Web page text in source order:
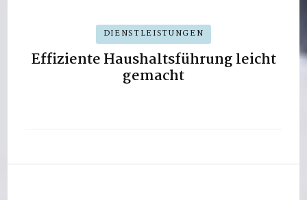
DIENSTLEISTUNGEN
Effiziente Haushaltsführung leicht
gemacht